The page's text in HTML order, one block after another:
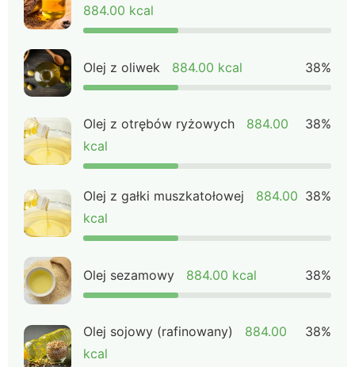
884.00 kcal
Olej z oliwek 884.00 kcal 38%
Olej z otrębów ryżowych
884.00
kcal
38%
Olej z gałki muszkatołowej
884.00
kcal
38%
Olej sezamowy 884.00 kcal 38%
Olej sojowy (rafinowany)
884.00
kcal
38%